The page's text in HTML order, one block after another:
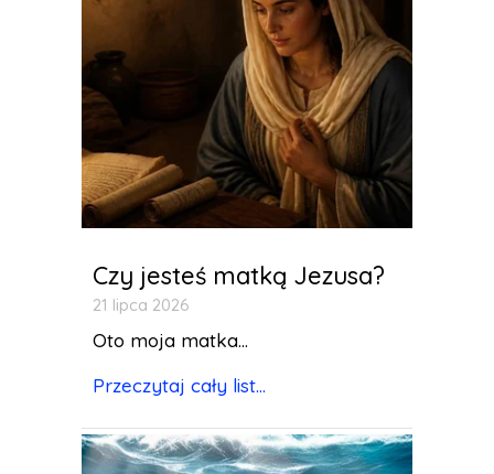
Czy jesteś matką Jezusa?
21 lipca 2026
Oto moja matka...
Przeczytaj cały list...